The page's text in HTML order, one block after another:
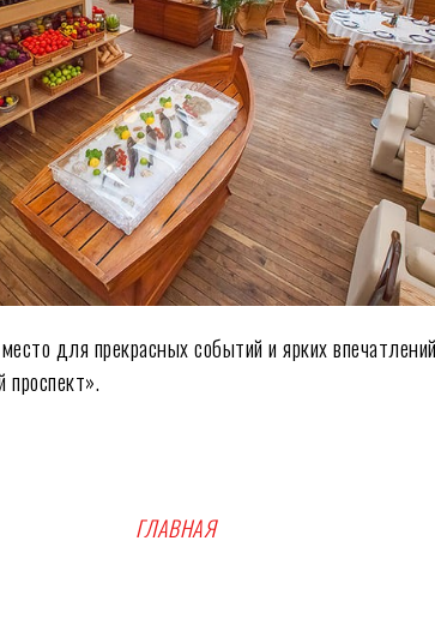
для прекрасных событий и ярких
ГЛАВНАЯ